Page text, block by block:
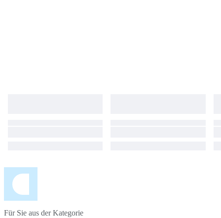
Für Sie aus der Kategorie